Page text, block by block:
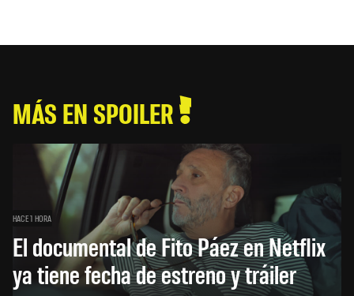
MÁS EN SPOILER
HACE 1 HORA
El documental de Fito Páez en Netflix
ya tiene fecha de estreno y tráiler